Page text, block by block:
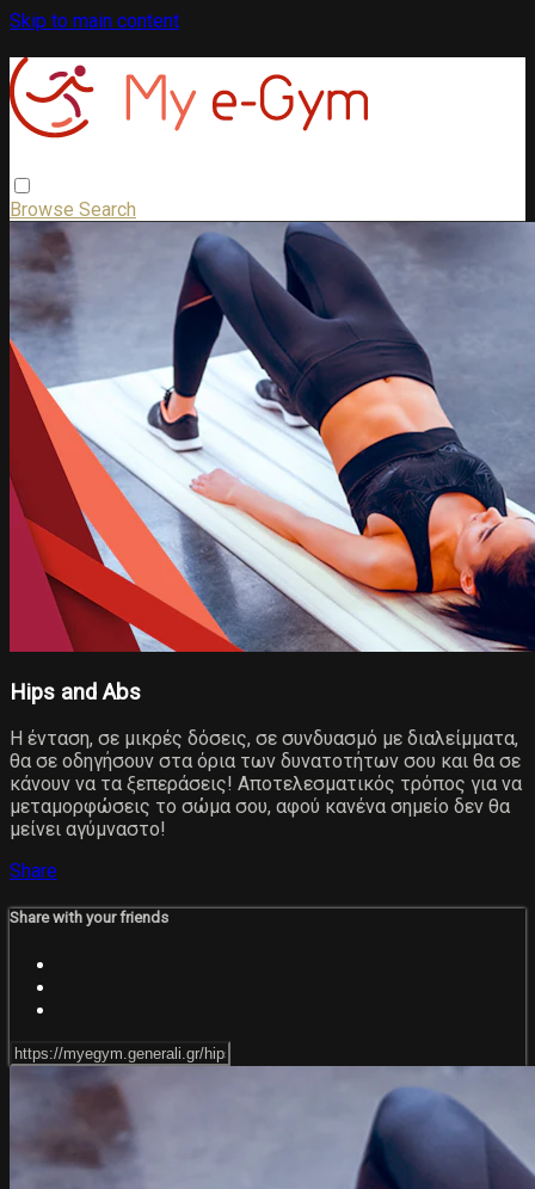
Skip to main content
Browse Search
Hips and Abs
Η ένταση, σε μικρές δόσεις, σε συνδυασμό με διαλείμματα,
θα σε οδηγήσουν στα όρια των δυνατοτήτων σου και θα σε
κάνουν να τα ξεπεράσεις! Αποτελεσματικός τρόπος για να
μεταμορφώσεις το σώμα σου, αφού κανένα σημείο δεν θα
μείνει αγύμναστο!
Share
Share with your friends